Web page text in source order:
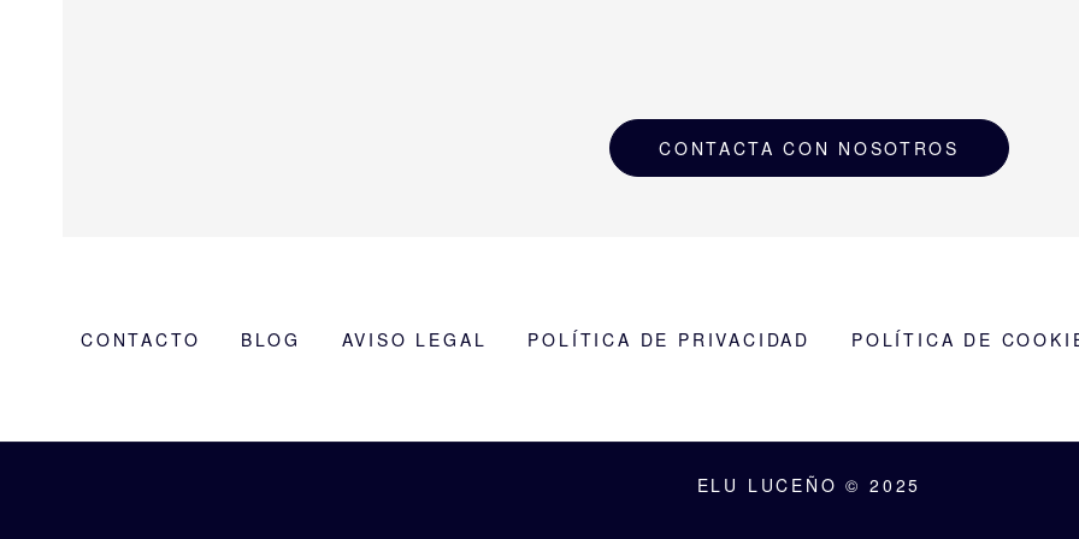
CONTACTA CON NOSOTROS
CONTACTO BLOG AVISO LEGAL POLÍTICA DE PRIVACIDAD POLÍTICA DE
ELU LUCEÑO © 2025